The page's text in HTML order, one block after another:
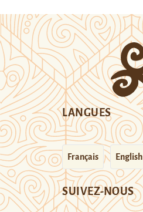
LANGUES
Français English
SUIVEZ-NOUS